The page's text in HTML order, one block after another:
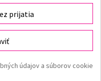
plavky a bikiny priamo
rok 2026 s klasickými
vzormi a kvalitnými
materiálov. Viac ako
a bezpečné online
stránka
prijatia
údajov a súborov cookie